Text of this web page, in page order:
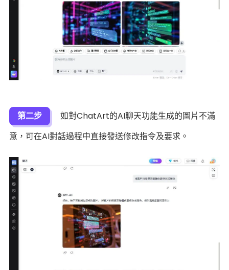
第二步
如對ChatArt的AI聊天功能生成的圖片不滿
意，可在AI對話過程中直接發送修改指令及要求。